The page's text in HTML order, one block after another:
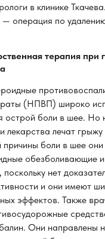
в клинике
— операция по
терапия при
(НПВП) широко
острой боли в шее. Но
лекарства лечат
причины боли в шее они
обезболивающие
поскольку нет
и они имеют
эффектов. Также
Они направлены